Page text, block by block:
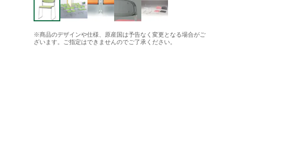
※商品のデザインや仕様、原産国は予告なく変更となる場合がご
ざいます。ご指定はできませんのでご了承ください。